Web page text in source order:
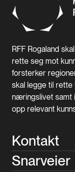
RFF Rogaland
rette seg mot
forsterker
skal legge til rette
næringslivet samt
opp relevant
Kontakt
Snarveier